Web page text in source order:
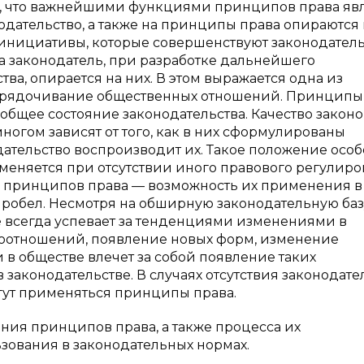
что важнейшими функциями принципов права
а также на принципы права опираются
которые совершенствуют
при разработке дальнейшего
опирается на них. В этом выражается одна из
общественных отношений. Принципы
состояние законодательства. Качество
зависят от того, как в них сформулированы
воспроизводит их. Такое положение
при отсутствии иного правового
права — возможность их применения в
Несмотря на обширную законодательную
всегда успевает за тенденциями изменениями в
появление новых форм, изменение
обществе влечет за собой появление таких
В случаях отсутствия
применяться принципы права.
принципов права, а также процесса их
в законодательных нормах.